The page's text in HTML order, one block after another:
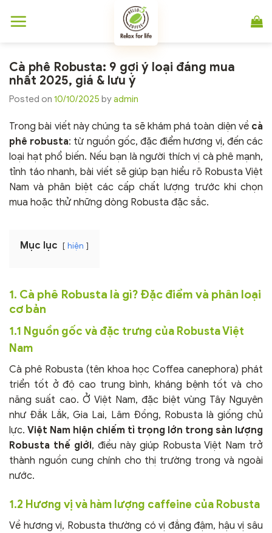
đến
Cà phê Robusta: 9 gợi ý loại đáng mua
nhất 2025, giá & lưu ý
Posted on 10/10/2025 byadmin
Trong bài viết này chúng ta sẽ khám phá toàn diện về cà
phê robusta: từ nguồn gốc, đặc điểm hương vị, đến các
loại hạt phổ biến. Nếu bạn là người thích vị cà phê mạnh,
tỉnh táo nhanh, bài viết sẽ giúp bạn hiểu rõ Robusta Việt
Nam và phân biệt các cấp chất lượng trước khi chọn
mua hoặc thử những dòng Robusta đặc sắc.
Mục lục hiện
1. Cà phê Robusta là gì? Đặc điểm và phân loại
cơ bản
1.1 Nguồn gốc và đặc trưng của Robusta Việt
Nam
Cà phê Robusta (tên khoa học Coffea canephora) phát
triển tốt ở độ cao trung bình, kháng bệnh tốt và cho
năng suất cao. Ở Việt Nam, đặc biệt vùng Tây Nguyên
như Đắk Lắk, Gia Lai, Lâm Đồng, Robusta là giống chủ
lực. Việt Nam hiện chiếm tỉ trọng lớn trong sản lượng
Robusta thế giới, điều này giúp Robusta Việt Nam trở
thành nguồn cung chính cho thị trường trong và ngoài
nước.
1.2 Hương vị và hàm lượng caffeine của Robusta
Về hương vị, Robusta thường có vị đắng đậm, hậu vị sâu